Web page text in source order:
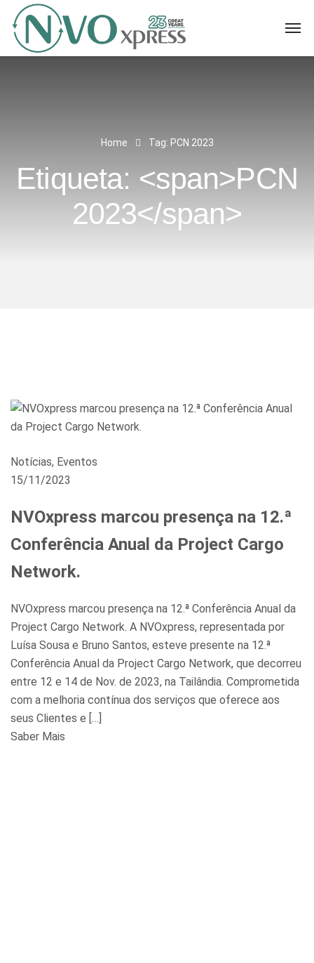
Home Tag: PCN 2023
Etiqueta: <span>PCN
2023</span>
Notícias, Eventos
15/11/2023
NVOxpress marcou presença na 12.ª
Conferência Anual da Project Cargo
Network.
NVOxpress marcou presença na 12.ª Conferência Anual da
Project Cargo Network. A NVOxpress, representada por
Luísa Sousa e Bruno Santos, esteve presente na 12.ª
Conferência Anual da Project Cargo Network, que decorreu
entre 12 e 14 de Nov. de 2023, na Tailândia. Comprometida
com a melhoria contínua dos serviços que oferece aos
seus Clientes e […]
Saber Mais